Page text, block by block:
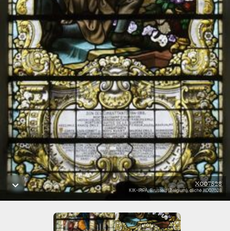
X007528
KIK-IRPA, Brussels (Belgium), cliché X007528